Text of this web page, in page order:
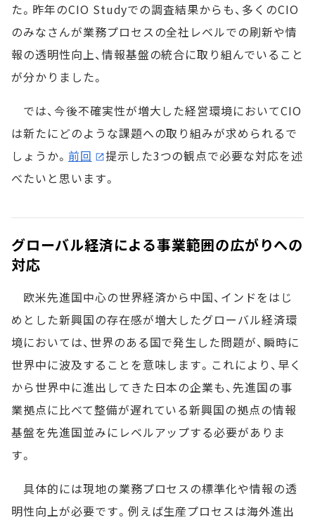
た。昨年のCIO Studyでの調査結果からも、多くのCIO
のみなさんが業務プロセスの全社レベルでの刷新や情
報の透明性向上、情報基盤の統合に取り組んでいること
が分かりました。
では、今後不確実性が増大した経営環境においてCIO
は新たにどのような課題への取り組みが求められるで
しょうか。 前回
提示した3つの観点で必要な対応を述
べたいと思います。
グローバル経済による事業範囲の広がりへの
対応
欧米先進国中心の世界経済から中国、インドをはじ
めとした新興国の存在感が増大したグローバル経済環
境においては、世界のある国で発生した問題が、瞬時に
世界中に波及することを意味します。これにより、早く
から世界中に進出してきた日本の企業も、先進国の事
業拠点に比べて整備が遅れている新興国の拠点の情報
基盤を先進国並みにレベルアップする必要がありま
す。
具体的には現地の業務プロセスの標準化や情報の透
明性向上が必要です。例えば生産プロセスは海外進出